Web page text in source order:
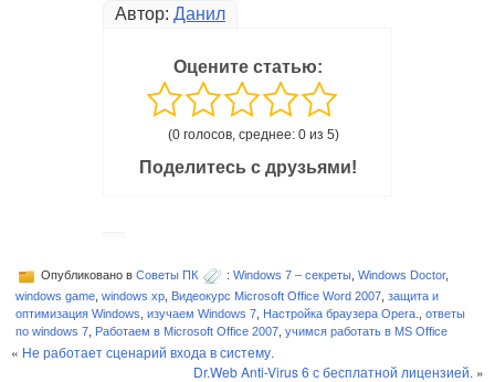
Автор: Данил
Оцените статью:
(0 голосов, среднее: 0 из 5)
Поделитесь с друзьями!
Опубликовано в Советы ПК : Windows 7 – секреты Windows Doctor,
windows game windows xp Видеокурс Microsoft Office Word 2007 защита и
оптимизация Windows изучаем Windows 7 Настройка браузера Opera.
ответы
по windows 7 Работаем в Microsoft Office 2007 учимся работать в MS Office
« Не работает сценарий входа в систему.
Dr.Web Anti-Virus 6 с бесплатной лицензией. »